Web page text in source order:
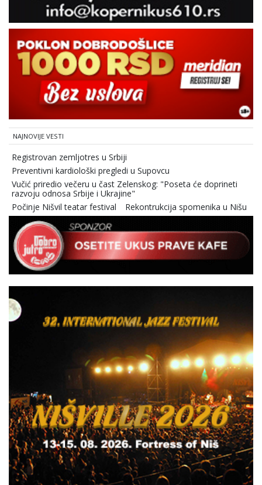
NAJNOVIJE VESTI
Registrovan zemljotres u Srbiji
Preventivni kardiološki pregledi u Supovcu
Vučić priredio večeru u čast Zelenskog: "Poseta će doprineti
razvoju odnosa Srbije i Ukrajine"
Počinje Nišvil teatar festival
Rekontrukcija spomenika u Nišu